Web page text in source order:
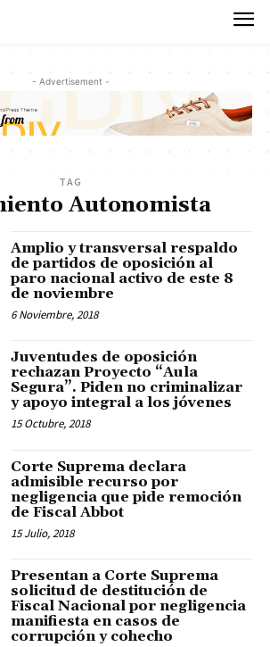
- Advertisement -
TAG
Autonomista
Amplio y transversal respaldo
de partidos de oposición al
paro nacional activo de este 8
de noviembre
6 Noviembre, 2018
Juventudes de oposición
rechazan Proyecto “Aula
Segura”. Piden no criminalizar
y apoyo integral a los jóvenes
15 Octubre, 2018
Corte Suprema declara
admisible recurso por
negligencia que pide remoción
de Fiscal Abbot
15 Julio, 2018
Presentan a Corte Suprema
solicitud de destitución de
Fiscal Nacional por negligencia
manifiesta en casos de
corrupción y cohecho